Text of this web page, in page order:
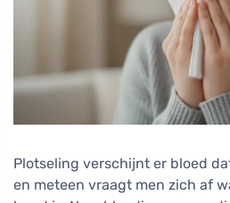
Plotseling verschijnt er bloed
en meteen vraagt men zich af